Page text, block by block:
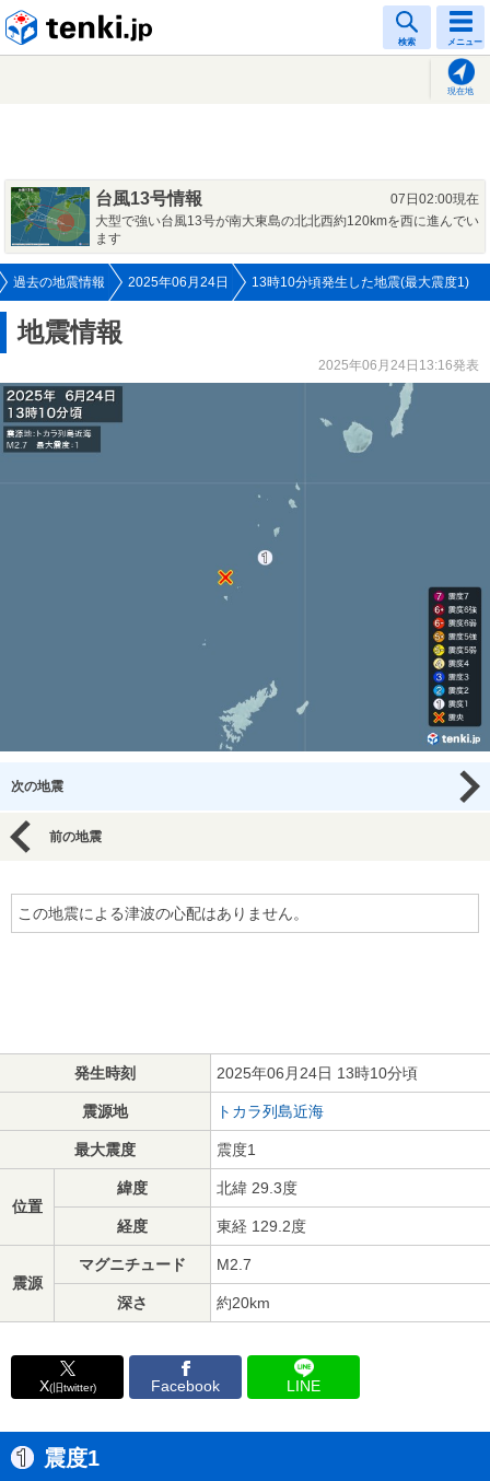
検索 メニュー
現在地
台風13号情報
07日02:00現在
大型で強い台風13号が南大東島の北北西約120kmを西に進んでい
ます
過去の地震情報 2025年06月24日 13時10分頃発生した地震(最大震度1)
地震情報
2025年06月24日13:16発表
次の地震
前の地震
この地震による津波の心配はありません。
発生時刻 2025年06月24日 13時10分頃
震源地 トカラ列島近海
最大震度 震度1
位置
緯度 北緯 29.3度
経度 東経 129.2度
震源
マグニチュード M2.7
深さ 約20km
X(旧twitter) Facebook LINE
震度1